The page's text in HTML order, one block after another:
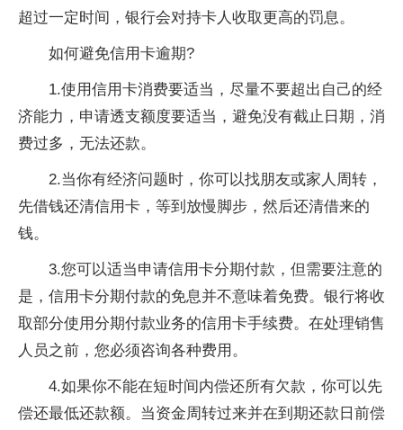
超过一定时间，银行会对持卡人收取更高的罚息。
如何避免信用卡逾期?
1.使用信用卡消费要适当，尽量不要超出自己的经
济能力，申请透支额度要适当，避免没有截止日期，消
费过多，无法还款。
2.当你有经济问题时，你可以找朋友或家人周转，
先借钱还清信用卡，等到放慢脚步，然后还清借来的
钱。
3.您可以适当申请信用卡分期付款，但需要注意的
是，信用卡分期付款的免息并不意味着免费。银行将收
取部分使用分期付款业务的信用卡手续费。在处理销售
人员之前，您必须咨询各种费用。
4.如果你不能在短时间内偿还所有欠款，你可以先
偿还最低还款额。当资金周转过来并在到期还款日前偿